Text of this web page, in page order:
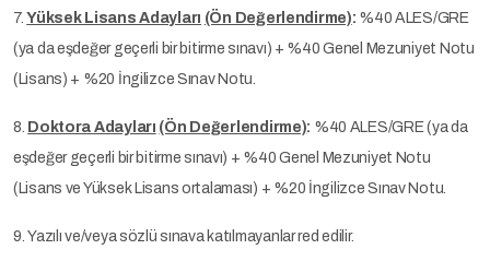
7.Yüksek Lisans Adayları (Ön Değerlendirme): %40 ALES/GRE
(ya da eşdeğer geçerli bir bitirme sınavı) + %40 Genel Mezuniyet Notu
(Lisans) + %20 İngilizce Sınav Notu.
8. Doktora Adayları (Ön Değerlendirme): %40 ALES/GRE (ya da
eşdeğer geçerli bir bitirme sınavı) + %40 Genel Mezuniyet Notu
(Lisans ve Yüksek Lisans ortalaması) + %20 İngilizce Sınav Notu.
9. Yazılı ve/veya sözlü sınava katılmayanlar red edilir.